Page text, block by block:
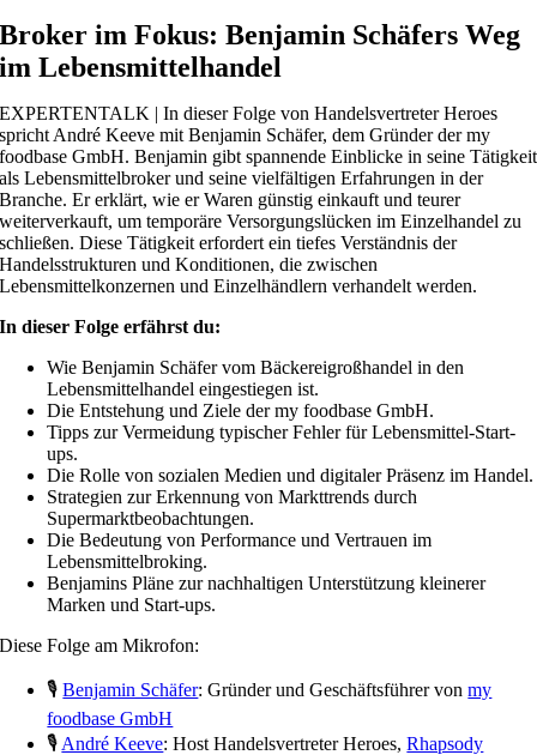
Broker im Fokus: Benjamin Schäfers Weg
im Lebensmittelhandel
EXPERTENTALK | In dieser Folge von Handelsvertreter Heroes
spricht André Keeve mit Benjamin Schäfer, dem Gründer der my
foodbase GmbH. Benjamin gibt spannende Einblicke in seine Tätigkeit
als Lebensmittelbroker und seine vielfältigen Erfahrungen in der
Branche. Er erklärt, wie er Waren günstig einkauft und teurer
weiterverkauft, um temporäre Versorgungslücken im Einzelhandel zu
schließen. Diese Tätigkeit erfordert ein tiefes Verständnis der
Handelsstrukturen und Konditionen, die zwischen
Lebensmittelkonzernen und Einzelhändlern verhandelt werden.
In dieser Folge erfährst du:
Wie Benjamin Schäfer vom Bäckereigroßhandel in den
Lebensmittelhandel eingestiegen ist.
Die Entstehung und Ziele der my foodbase GmbH.
Tipps zur Vermeidung typischer Fehler für Lebensmittel-Start-
ups.
Die Rolle von sozialen Medien und digitaler Präsenz im Handel.
Strategien zur Erkennung von Markttrends durch
Supermarktbeobachtungen.
Die Bedeutung von Performance und Vertrauen im
Lebensmittelbroking.
Benjamins Pläne zur nachhaltigen Unterstützung kleinerer
Marken und Start-ups.
Diese Folge am Mikrofon:
🎙️Benjamin Schäfer: Gründer und Geschäftsführer vonmy
foodbase GmbH
🎙️ André Keeve: Host Handelsvertreter Heroes,Rhapsody